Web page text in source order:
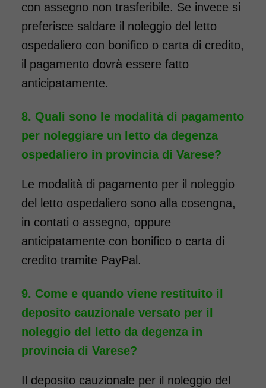
con assegno non trasferibile. Se invece si
preferisce saldare il noleggio del letto
ospedaliero con bonifico o carta di credito,
il pagamento dovrà essere fatto
anticipatamente.
Quali sono le modalità di pagamento
per noleggiare un letto da degenza
ospedaliero in provincia di Varese?
Le modalità di pagamento per il noleggio
del letto ospedaliero sono alla cosengna,
in contati o assegno, oppure
anticipatamente con bonifico o carta di
credito tramite PayPal.
Come e quando viene restituito il
deposito cauzionale versato per il
noleggio del letto da degenza in
provincia di Varese?
Il deposito cauzionale per il noleggio del